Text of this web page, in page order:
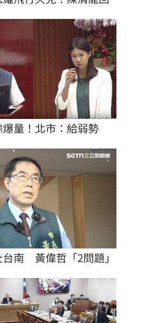
爆量！北市：給弱勢
南　黃偉哲「2問題」